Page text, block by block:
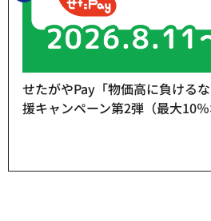
せたがやPay「物価高に負ける
援キャンペーン第2弾（最大10％